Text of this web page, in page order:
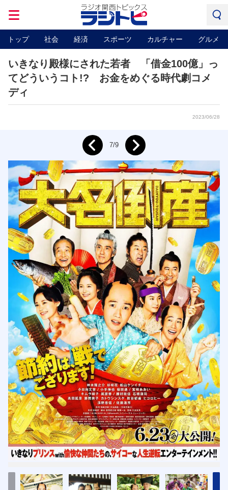
トップ 社会 経済 スポーツ カルチャー グルメ
いきなり殿様にされた若者 「借金100億」っ
てどういうコト!? お金をめぐる時代劇コメ
ディ
2023/06/28
Prev 7/9 Next